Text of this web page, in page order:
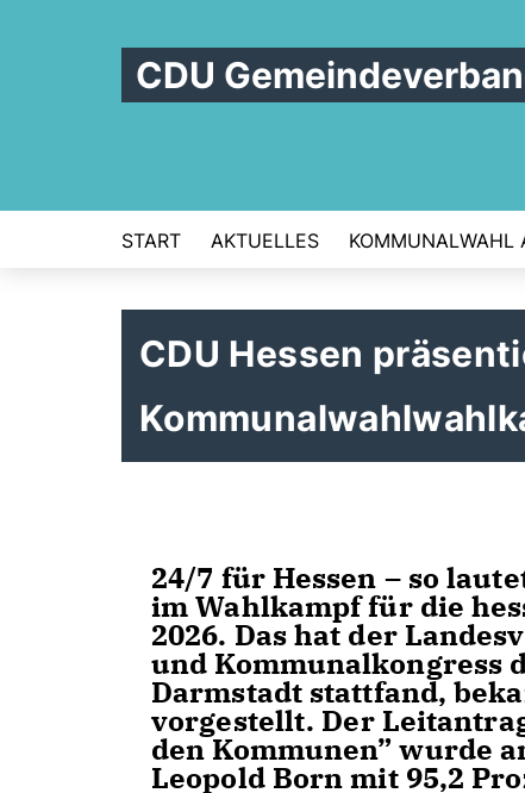
CDU
START AKTUELLES KOMMUNALWAHL
CDU Hessen
24/7 für Hessen – so
im Wahlkampf für die
2026. Das hat der
und Kommunalkongress
Darmstadt stattfand,
vorgestellt. Der
den Kommunen” wurde
Leopold Born mit 95,2